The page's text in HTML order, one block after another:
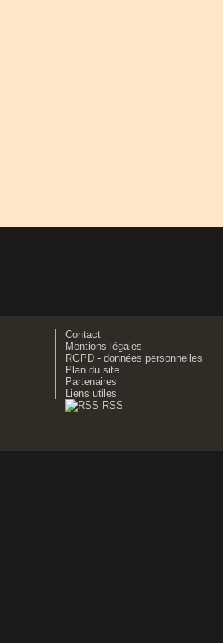
Contact
Mentions légales
RGPD - données personnelles
Plan du site
Partenaires
Liens utiles
RSS